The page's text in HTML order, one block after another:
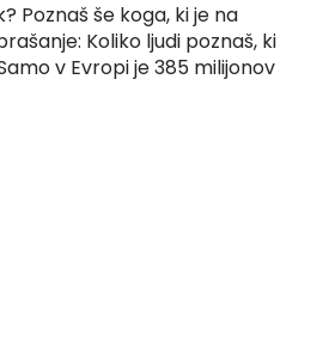
Poznaš še koga, ki je na
Koliko ljudi poznaš, ki
v Evropi je 385 milijonov